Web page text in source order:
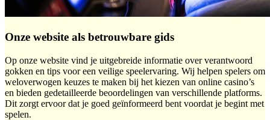
Onze website als betrouwbare gids
Op onze website vind je uitgebreide informatie over verantwoord
gokken en tips voor een veilige speelervaring. Wij helpen spelers om
weloverwogen keuzes te maken bij het kiezen van online casino’s
en bieden gedetailleerde beoordelingen van verschillende platforms.
Dit zorgt ervoor dat je goed geïnformeerd bent voordat je begint met
spelen.